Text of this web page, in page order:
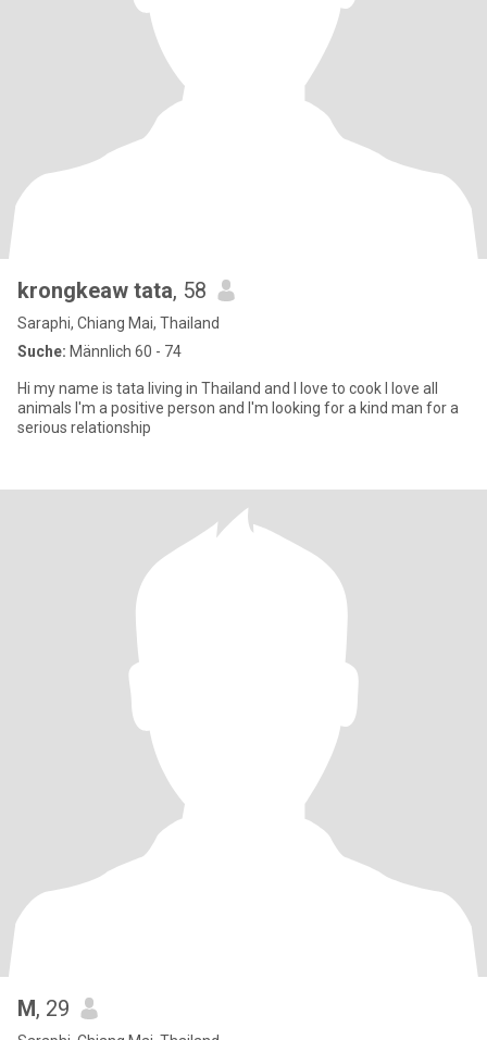
krongkeaw tata, 58
Saraphi, Chiang Mai, Thailand
Suche: Männlich 60 - 74
Hi my name is tata living in Thailand and l love to cook l love all
animals l'm a positive person and l'm looking for a kind man for a
serious relationship
M, 29